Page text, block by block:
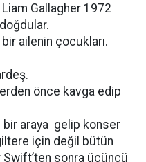
Gallagher 1972
ailenin çocukları.
önce kavga edip
bir araya gelip konser
için değil bütün
Swift’ten sonra üçüncü